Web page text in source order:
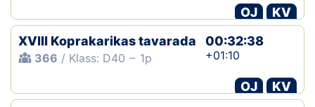
OJ
KV
XVIII Koprakarikas tavarada
366 / Klass: D40 − 1p
00:32:38
+01:10
OJ
KV